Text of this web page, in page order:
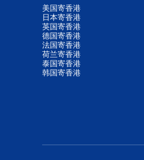
美国寄香港
日本寄香港
英国寄香港
德国寄香港
法国寄香港
荷兰寄香港
泰国寄香港
韩国寄香港